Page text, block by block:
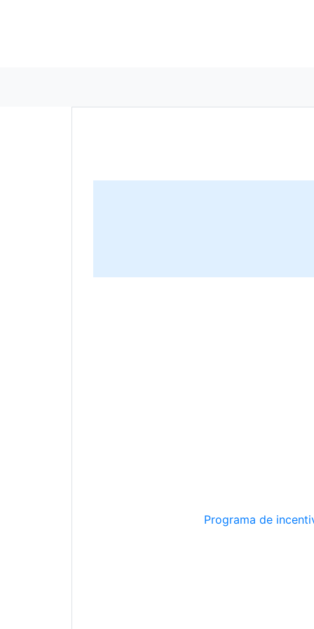
Programa de